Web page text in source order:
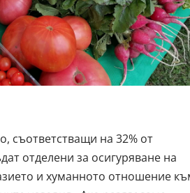
съответстващи на 32% от
отделени за осигуряване на
и хуманното отношение